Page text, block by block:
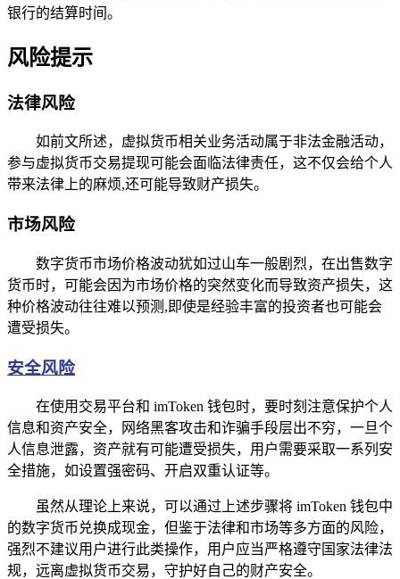
银行的结算时间。
风险提示
法律风险
如前文所述，虚拟货币相关业务活动属于非法金融活动，
参与虚拟货币交易提现可能会面临法律责任，这不仅会给个人
带来法律上的麻烦,还可能导致财产损失。
市场风险
数字货币市场价格波动犹如过山车一般剧烈，在出售数字
货币时，可能会因为市场价格的突然变化而导致资产损失，这
种价格波动往往难以预测,即使是经验丰富的投资者也可能会
遭受损失。
安全风险
在使用交易平台和 imToken 钱包时，要时刻注意保护个人
信息和资产安全，网络黑客攻击和诈骗手段层出不穷，一旦个
人信息泄露，资产就有可能遭受损失，用户需要采取一系列安
全措施，如设置强密码、开启双重认证等。
虽然从理论上来说，可以通过上述步骤将 imToken 钱包中
的数字货币兑换成现金，但鉴于法律和市场等多方面的风险，
强烈不建议用户进行此类操作，用户应当严格遵守国家法律法
规，远离虚拟货币交易，守护好自己的财产安全。